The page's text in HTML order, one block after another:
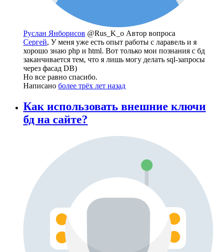
Руслан Янборисов @Rus_K_o Автор вопроса
Сергей, У меня уже есть опыт работы с ларавель и я
хорошо знаю php и html. Вот только мои познания с бд
заканчивается тем, что я лишь могу делать sql-запросы
через фасад DB)
Но все равно спасибо.
Написано более трёх лет назад
Как использовать внешние ключи
бд на сайте?